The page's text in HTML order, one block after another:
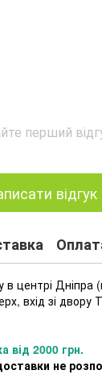
перший
відгук
в центрі Дніпра (
вхід зі
від 2000 грн.
не